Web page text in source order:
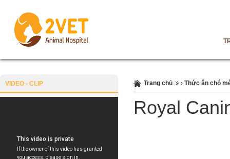
VIDEO - CLIP Trang chủ › Thức ăn chó
Royal